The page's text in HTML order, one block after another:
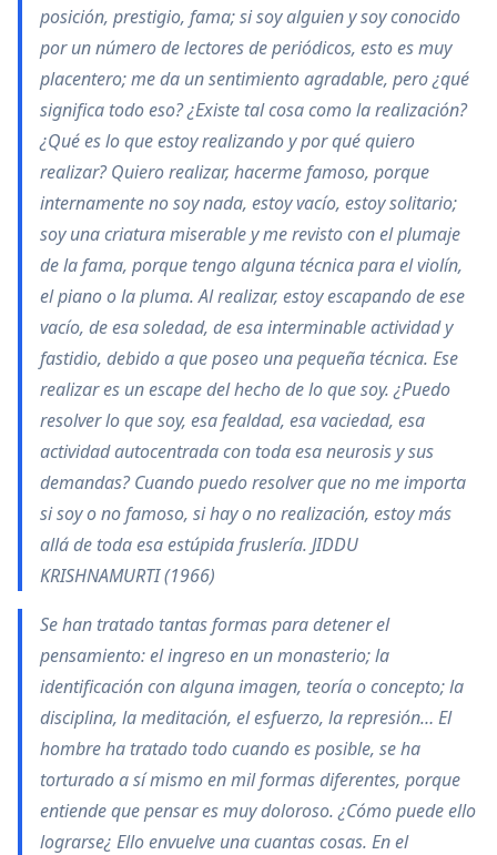
posición, prestigio, fama; si soy alguien y soy conocido
por un número de lectores de periódicos, esto es muy
placentero; me da un sentimiento agradable, pero ¿qué
significa todo eso? ¿Existe tal cosa como la realización?
¿Qué es lo que estoy realizando y por qué quiero
realizar? Quiero realizar, hacerme famoso, porque
internamente no soy nada, estoy vacío, estoy solitario;
soy una criatura miserable y me revisto con el plumaje
de la fama, porque tengo alguna técnica para el violín,
el piano o la pluma. Al realizar, estoy escapando de ese
vacío, de esa soledad, de esa interminable actividad y
fastidio, debido a que poseo una pequeña técnica. Ese
realizar es un escape del hecho de lo que soy. ¿Puedo
resolver lo que soy, esa fealdad, esa vaciedad, esa
actividad autocentrada con toda esa neurosis y sus
demandas? Cuando puedo resolver que no me importa
si soy o no famoso, si hay o no realización, estoy más
allá de toda esa estúpida fruslería. JIDDU
KRISHNAMURTI (1966)
Se han tratado tantas formas para detener el
pensamiento: el ingreso en un monasterio; la
identificación con alguna imagen, teoría o concepto; la
disciplina, la meditación, el esfuerzo, la represión… El
hombre ha tratado todo cuando es posible, se ha
torturado a sí mismo en mil formas diferentes, porque
entiende que pensar es muy doloroso. ¿Cómo puede ello
lograrse¿ Ello envuelve una cuantas cosas. En el